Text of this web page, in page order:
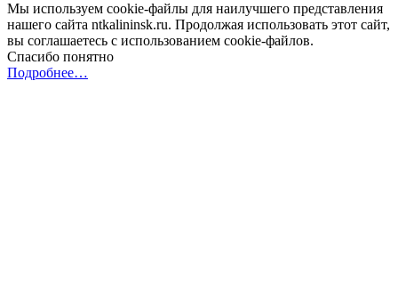
Мы используем cookie-файлы для наилучшего представления
нашего сайта ntkalininsk.ru. Продолжая использовать этот сайт,
вы соглашаетесь с использованием cookie-файлов.
Спасибо понятно
Подробнее…